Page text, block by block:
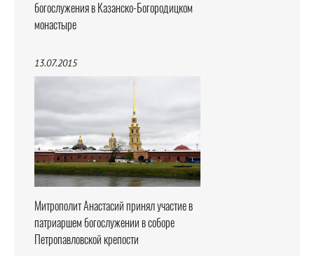
богослужения в Казанско-Богородицком
монастыре
13.07.2015
Митрополит Анастасий принял участие в
патриаршем богослужении в соборе
Петропавловской крепости